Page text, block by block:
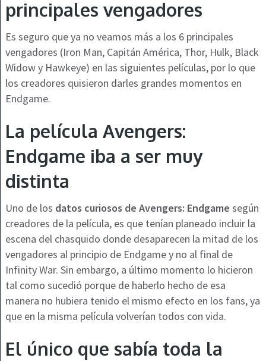
principales vengadores
Es seguro que ya no veamos más a los 6 principales
vengadores (Iron Man, Capitán América, Thor, Hulk, Black
Widow y Hawkeye) en las siguientes películas, por lo que
los creadores quisieron darles grandes momentos en
Endgame.
La película Avengers:
Endgame iba a ser muy
distinta
Uno de los datos curiosos de Avengers: Endgame según
creadores de la película, es que tenían planeado incluir la
escena del chasquido donde desaparecen la mitad de los
vengadores al principio de Endgame y no al final de
Infinity War. Sin embargo, a último momento lo hicieron
tal como sucedió porque de haberlo hecho de esa
manera no hubiera tenido el mismo efecto en los fans, ya
que en la misma película volverían todos con vida.
El único que sabía toda la